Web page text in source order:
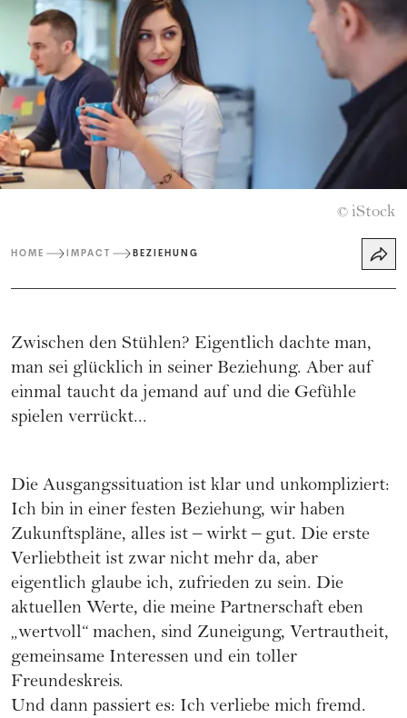
© iStock
HOME IMPACT BEZIEHUNG
Zwischen den Stühlen? Eigentlich dachte man,
man sei glücklich in seiner Beziehung. Aber auf
einmal taucht da jemand auf und die Gefühle
spielen verrückt...
Die Ausgangssituation ist klar und unkompliziert:
Ich bin in einer festen Beziehung, wir haben
Zukunftspläne, alles ist – wirkt – gut. Die erste
Verliebtheit ist zwar nicht mehr da, aber
eigentlich glaube ich, zufrieden zu sein. Die
aktuellen Werte, die meine Partnerschaft eben
„wertvoll“ machen, sind Zuneigung, Vertrautheit,
gemeinsame Interessen und ein toller
Freundeskreis.
Und dann passiert es: Ich verliebe mich fremd.